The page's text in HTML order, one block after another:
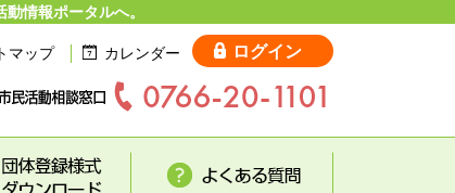
情報ポータルへ。
マップ カレンダー ログイン